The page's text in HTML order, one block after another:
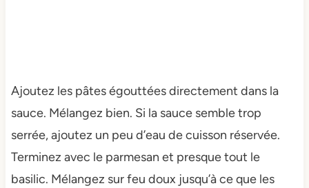
Ajoutez les pâtes égouttées directement dans la
sauce. Mélangez bien. Si la sauce semble trop
serrée, ajoutez un peu d’eau de cuisson réservée.
Terminez avec le parmesan et presque tout le
basilic. Mélangez sur feu doux jusqu’à ce que les